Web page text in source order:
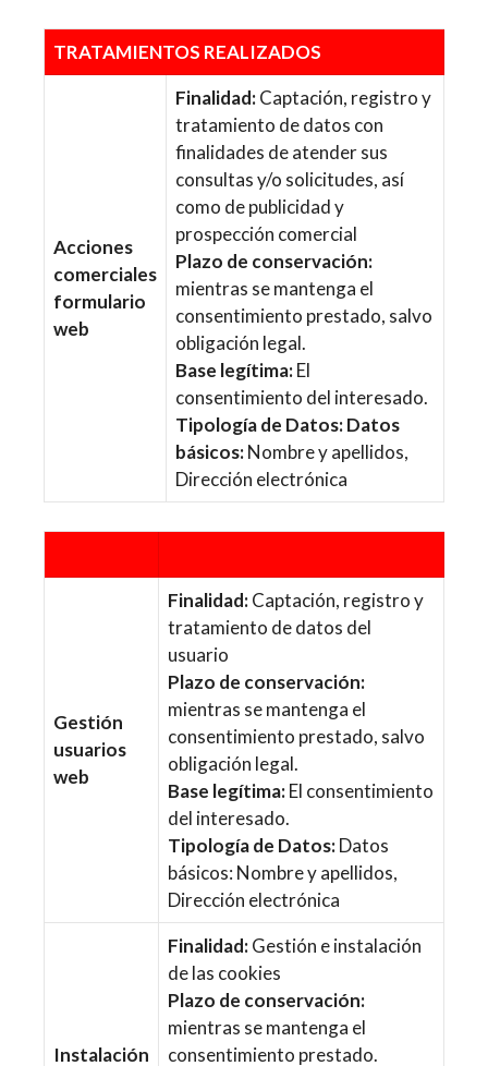
TRATAMIENTOS REALIZADOS
Acciones
comerciales
formulario
web
Finalidad:Captación, registro y
tratamiento de datos con
finalidades de atender sus
consultas y/o solicitudes, así
como de publicidad y
prospección comercial
Plazo de conservación:
mientras se mantenga el
consentimiento prestado, salvo
obligación legal.
Base legítima:El
consentimiento del interesado.
Tipología de Datos: Datos
básicos:Nombre y apellidos,
Dirección electrónica
Gestión
usuarios
web
Finalidad:Captación, registro y
tratamiento de datos del
usuario
Plazo de conservación:
mientras se mantenga el
consentimiento prestado, salvo
obligación legal.
Base legítima:El consentimiento
del interesado.
Tipología de Datos:Datos
básicos: Nombre y apellidos,
Dirección electrónica
Instalación
Finalidad:Gestión e instalación
de las cookies
Plazo de conservación:
mientras se mantenga el
consentimiento prestado.